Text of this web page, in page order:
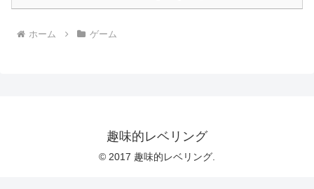
ホーム ゲーム
趣味的レベリング
© 2017 趣味的レベリング.